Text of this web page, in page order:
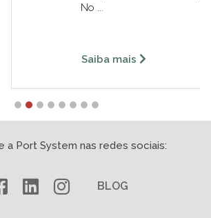
a Port System nas redes sociais:
BLOG